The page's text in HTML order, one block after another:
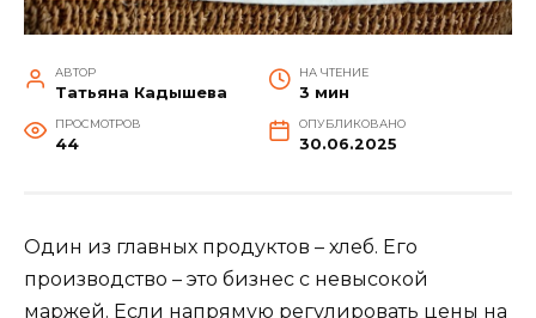
АВТОР
Татьяна Кадышева
НА ЧТЕНИЕ
3 мин
ПРОСМОТРОВ
44
ОПУБЛИКОВАНО
30.06.2025
Один из главных продуктов – хлеб. Его
производство – это бизнес с невысокой
маржей. Если напрямую регулировать цены на